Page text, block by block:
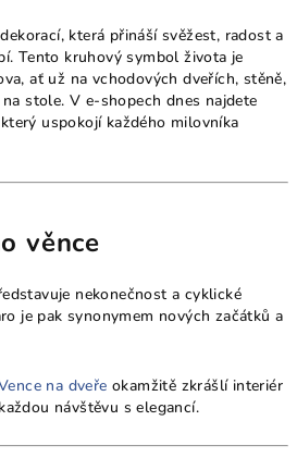
která přináší svěžest, radost a
Tento kruhový symbol života je
ať už na vchodových dveřích, stěně,
stole. V e-shopech dnes najdete
uspokojí každého milovníka
věnce
nekonečnost a cyklické
je pak synonymem nových začátků a
na dveře okamžitě zkrášlí interiér
návštěvu s elegancí.